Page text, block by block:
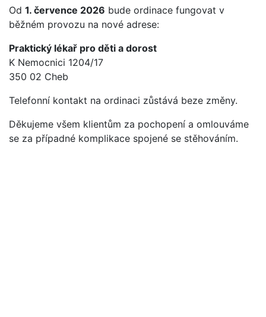
Od 1. července 2026 bude ordinace fungovat v
běžném provozu na nové adrese:
Praktický lékař pro děti a dorost
K Nemocnici 1204/17
350 02 Cheb
Telefonní kontakt na ordinaci zůstává beze změny.
Děkujeme všem klientům za pochopení a omlouváme
se za případné komplikace spojené se stěhováním.